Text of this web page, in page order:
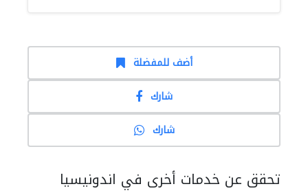
أضف للمفضلة
شارك
شارك
تحقق عن خدمات أخرى في اندونيسيا